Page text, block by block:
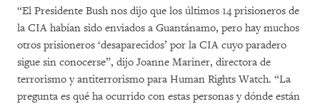
“El Presidente Bush nos dijo que los últimos 14 prisioneros de
la CIA habían sido enviados a Guantánamo, pero hay muchos
otros prisioneros ‘desaparecidos’ por la CIA cuyo paradero
sigue sin conocerse”, dijo Joanne Mariner, directora de
terrorismo y antiterrorismo para Human Rights Watch. “La
pregunta es qué ha ocurrido con estas personas y dónde están